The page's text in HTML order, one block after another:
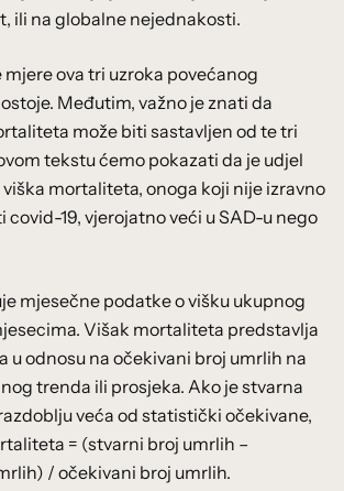
ili na globalne nejednakosti.
ova tri uzroka povećanog
Međutim, važno je znati da
može biti sastavljen od te tri
tekstu ćemo pokazati da je udjel
mortaliteta, onoga koji nije izravno
covid-19, vjerojatno veći u SAD-u nego
mjesečne podatke o višku ukupnog
Višak mortaliteta predstavlja
u odnosu na očekivani broj umrlih na
trenda ili prosjeka. Ako je stvarna
veća od statistički očekivane,
= (stvarni broj umrlih –
/ očekivani broj umrlih.